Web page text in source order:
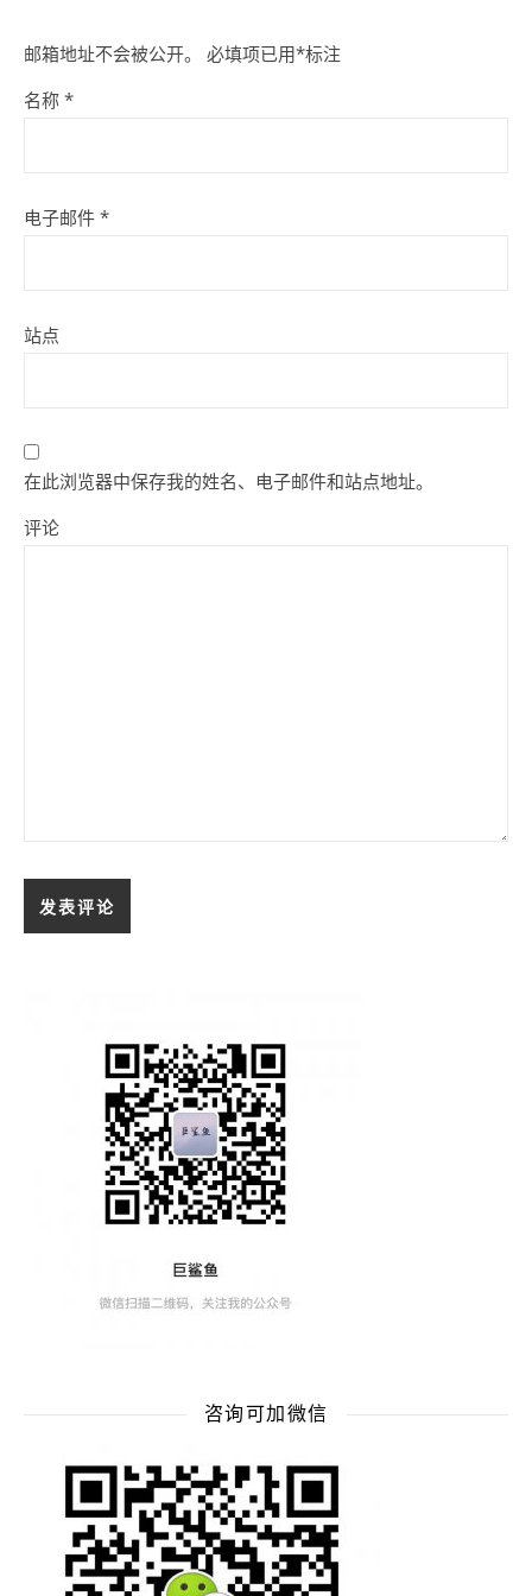
邮箱地址不会被公开。 必填项已用*标注
名称 *
电子邮件 *
站点
在此浏览器中保存我的姓名、电子邮件和站点地址。
评论
咨询可加微信